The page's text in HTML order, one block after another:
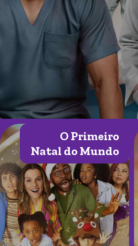
O Primeiro
Natal do Mundo